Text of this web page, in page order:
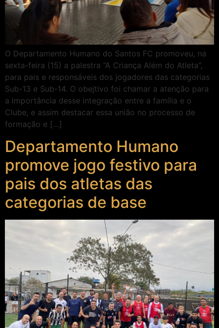
O Departamento Humano do Santos FC promoveu, na
sexta-feira (15) a palestra “A Criança Além do Atleta”,
para pais e responsáveis dos jogadores das categorias
Sub-13 e Sub-14. O obejtivo foi chamar a atenção para
a importância desse integração entre a família e o
Clube, e assim destacar essa união no processo de
formação e […]
Departamento Humano
promove jogo festivo para
pais dos atletas das
categorias de base